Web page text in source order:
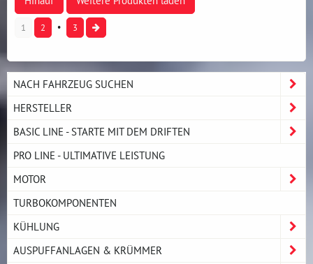
1 2 3
NACH FAHRZEUG SUCHEN
HERSTELLER
BASIC LINE - STARTE MIT DEM DRIFTEN
PRO LINE - ULTIMATIVE LEISTUNG
MOTOR
TURBOKOMPONENTEN
KÜHLUNG
AUSPUFFANLAGEN & KRÜMMER